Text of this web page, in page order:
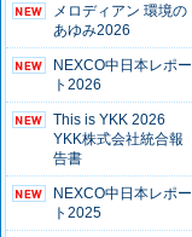
メロディアン 環境の
あゆみ2026
NEXCO中日本レポー
ト2026
This is YKK 2026
YKK株式会社統合報
告書
NEXCO中日本レポー
ト2025